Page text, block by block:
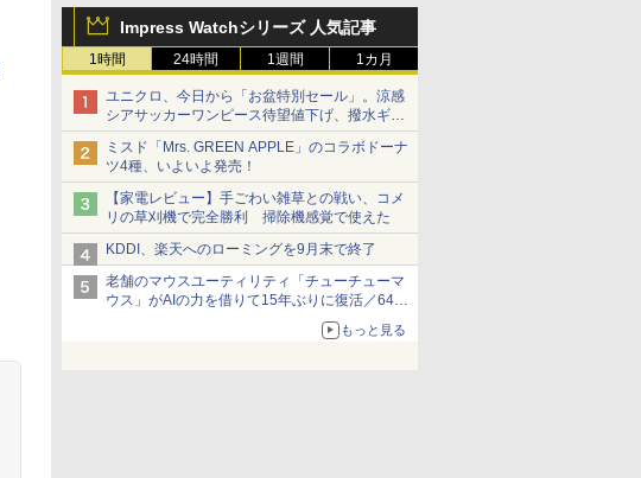
Impress Watchシリーズ 人気記事
1時間 24時間 1週間 1カ月
ユニクロ、今日から「お盆特別セール」。涼感
シアサッカーワンピース待望値下げ、撥水ギア
ショーツは1990円に
ミスド「Mrs. GREEN APPLE」のコラボドーナ
ツ4種、いよいよ発売！
【家電レビュー】手ごわい雑草との戦い、コメ
リの草刈機で完全勝利 掃除機感覚で使えた
KDDI、楽天へのローミングを9月末で終了
老舗のマウスユーティリティ「チューチューマ
ウス」がAIの力を借りて15年ぶりに復活／64bit
化、Windows 10/11、「Chrome」も走り回
る。復活記念で2026年末まで500円
もっと見る